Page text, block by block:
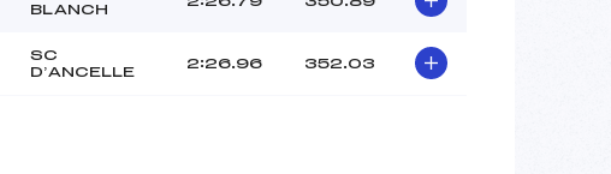
BLANCH
SC
D’ANCELLE
2:26.96 352.03